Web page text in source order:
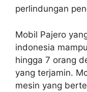
perlindungan
Mobil Pajero
indonesia
hingga 7 orang
yang terjamin.
mesin yang